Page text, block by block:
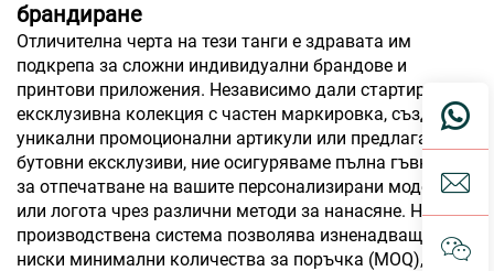
брандиране
Отличителна черта на тези танги е здравата им
подкрепа за сложни индивидуални брандове и
принтови приложения. Независимо дали стартирате
ексклузивна колекция с частен маркировка, създавате
уникални промоционални артикули или предлагате
бутовни ексклузиви, ние осигуряваме пълна гъвкавост
за отпечатване на вашите персонализирани модели
или логота чрез различни методи за нанасяне. Нашата
производствена система позволява изненадващо
ниски минимални количества за поръчка (MOQ), което